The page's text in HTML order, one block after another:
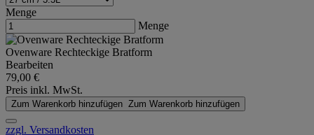
Menge
Menge
Ovenware Rechteckige Bratform
Bearbeiten
79,00 €
Preis inkl. MwSt.
Zum Warenkorb hinzufügen Zum Warenkorb hinzufügen
zzgl. Versandkosten